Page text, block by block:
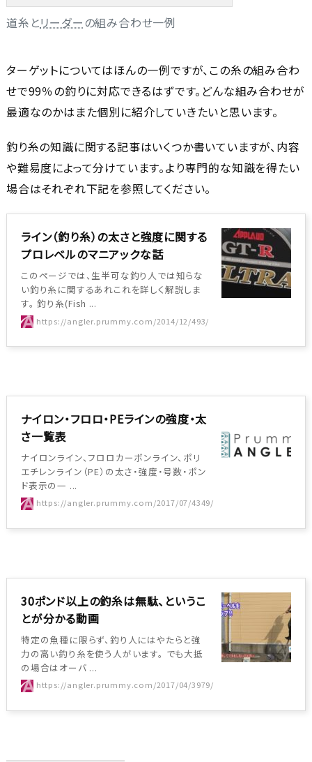
道糸とリーダー の組み合わせ一例
ターゲットについてはほんの一例ですが、この糸の組み合わ
せで99％の釣りに対応できるはずです。どんな組み合わせが
最適なのかはまた個別に紹介していきたいと思います。
釣り糸の知識に関する記事はいくつか書いていますが、内容
や難易度によって分けています。より専門的な知識を得たい
場合はそれぞれ下記を参照してください。
ライン（釣り糸）の太さと強度に関する
プロレベルのマニアックな話
このページでは、生半可な釣り人では知らな
い釣り糸に関するあれこれを詳しく解説しま
す。 釣り糸(Fish ...
https://angler.prummy.com/2014/12/493/
ナイロン・フロロ・PEラインの強度・太
さ一覧表
ナイロンライン、フロロカーボンライン、ポリ
エチレンライン（PE）の太さ・強度・号数・ポン
ド表示の一 ...
https://angler.prummy.com/2017/07/4349/
30ポンド以上の釣糸は無駄、というこ
とが分かる動画
特定の魚種に限らず、釣り人にはやたらと強
力の高い釣り糸を使う人がいます。 でも大抵
の場合はオーバ ...
https://angler.prummy.com/2017/04/3979/